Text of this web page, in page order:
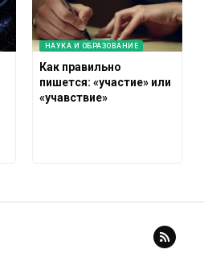
НАУКА И ОБРАЗОВАНИЕ
Как правильно
пишется: «участие» или
«учавствие»